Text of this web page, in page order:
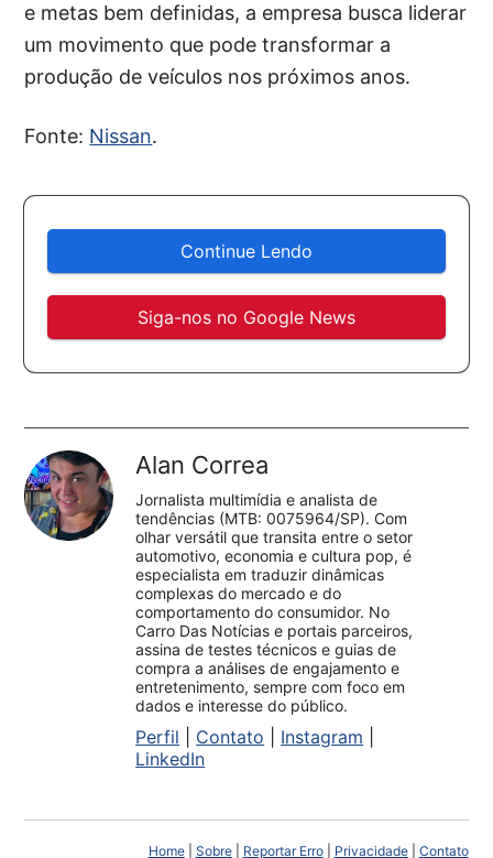
e metas bem definidas, a empresa busca liderar
um movimento que pode transformar a
produção de veículos nos próximos anos.
Fonte: Nissan.
Continue Lendo
Siga-nos no Google News
Alan Correa
Jornalista multimídia e analista de
tendências (MTB: 0075964/SP). Com
olhar versátil que transita entre o setor
automotivo, economia e cultura pop, é
especialista em traduzir dinâmicas
complexas do mercado e do
comportamento do consumidor. No
Carro Das Notícias e portais parceiros,
assina de testes técnicos e guias de
compra a análises de engajamento e
entretenimento, sempre com foco em
dados e interesse do público.
Perfil Contato Instagram
LinkedIn
Home| Sobre| Reportar Erro| Privacidade| Contato